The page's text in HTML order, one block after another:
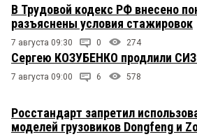
В Трудовой кодекс РФ внесено
разъяснены условия стажировок
7 августа 09:30 0 274
Сергею КОЗУБЕНКО продлили
7 августа 09:00 6 578
Росстандарт запретил
моделей грузовиков Dongfeng и